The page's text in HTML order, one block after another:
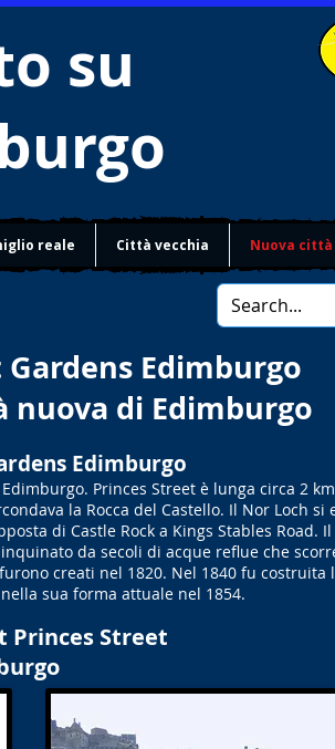
su
reale Città vecchia Nuova città
Edimburgo
di Edimburgo
Edimburgo
Princes Street è lunga circa 2
la Rocca del Castello. Il Nor Loch si
di Castle Rock a Kings Stables Road.
da secoli di acque reflue che
creati nel 1820. Nel 1840 fu costruita
sua forma attuale nel 1854.
Princes Street